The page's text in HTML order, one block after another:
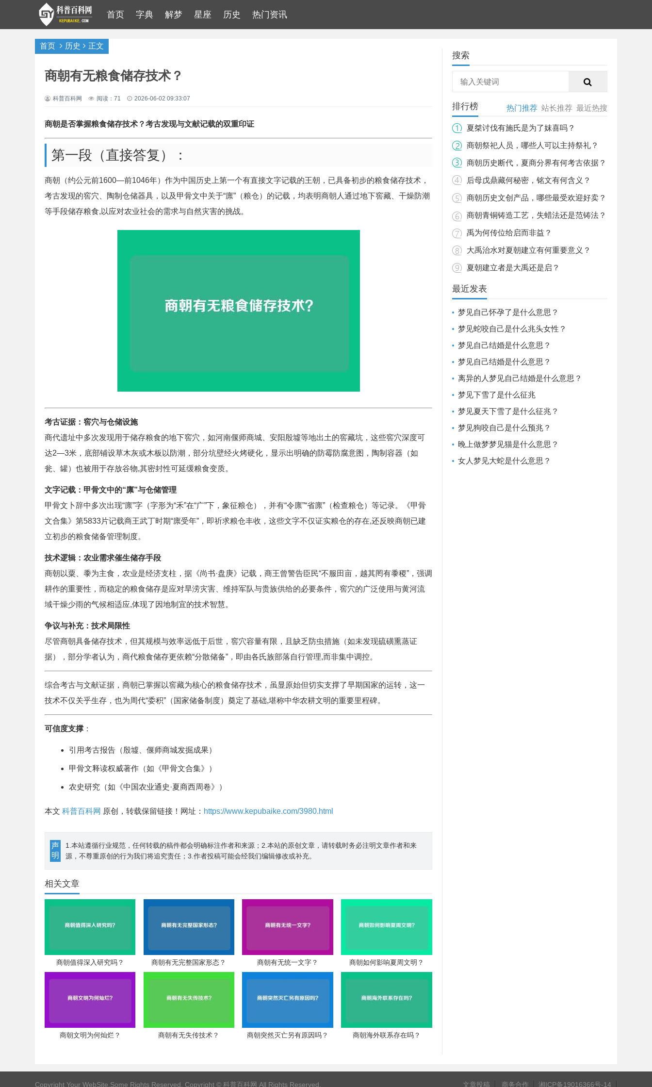
首页 字典 解梦 星座 历史 热门资讯
首页 历史 正文
商朝有无粮食储存技术？
科普百科网 阅读：71 2026-06-02 09:33:07
商朝是否掌握粮食储存技术？考古发现与文献记载的双重印证
第一段（直接答复）：
商朝（约公元前1600—前1046年）作为中国历史上第一个有直接文字记载的王朝，已具备初步的粮食储存技术，
考古发现的窖穴、陶制仓储器具，以及甲骨文中关于“廪”（粮仓）的记载，均表明商朝人通过地下窖藏、干燥防潮
等手段储存粮食,以应对农业社会的需求与自然灾害的挑战。
考古证据：窖穴与仓储设施
商代遗址中多次发现用于储存粮食的地下窖穴，如河南偃师商城、安阳殷墟等地出土的窖藏坑，这些窖穴深度可
达2—3米，底部铺设草木灰或木板以防潮，部分坑壁经火烤硬化，显示出明确的防霉防腐意图，陶制容器（如
瓮、罐）也被用于存放谷物,其密封性可延缓粮食变质。
文字记载：甲骨文中的“廪”与仓储管理
甲骨文卜辞中多次出现“廪”字（字形为“禾”在“广”下，象征粮仓），并有“令廪”“省廪”（检查粮仓）等记录。《甲骨
文合集》第5833片记载商王武丁时期“廪受年”，即祈求粮仓丰收，这些文字不仅证实粮仓的存在,还反映商朝已建
立初步的粮食储备管理制度。
技术逻辑：农业需求催生储存手段
商朝以粟、黍为主食，农业是经济支柱，据《尚书·盘庚》记载，商王曾警告臣民“不服田亩，越其罔有黍稷”，强调
耕作的重要性，而稳定的粮食储存是应对旱涝灾害、维持军队与贵族供给的必要条件，窖穴的广泛使用与黄河流
域干燥少雨的气候相适应,体现了因地制宜的技术智慧。
争议与补充：技术局限性
尽管商朝具备储存技术，但其规模与效率远低于后世，窖穴容量有限，且缺乏防虫措施（如未发现硫磺熏蒸证
据），部分学者认为，商代粮食储存更依赖“分散储备”，即由各氏族部落自行管理,而非集中调控。
综合考古与文献证据，商朝已掌握以窖藏为核心的粮食储存技术，虽显原始但切实支撑了早期国家的运转，这一
技术不仅关乎生存，也为周代“委积”（国家储备制度）奠定了基础,堪称中华农耕文明的重要里程碑。
可信度支撑 ：
引用考古报告（殷墟、偃师商城发掘成果）
甲骨文释读权威著作（如《甲骨文合集》）
农史研究（如《中国农业通史·夏商西周卷》）
本文 科普百科网 原创，转载保留链接！网址： https://www.kepubaike.com/3980.html
声
明
1.本站遵循行业规范，任何转载的稿件都会明确标注作者和来源；2.本站的原创文章，请转载时务必注明文章作者和来
源，不尊重原创的行为我们将追究责任；3.作者投稿可能会经我们编辑修改或补充。
相关文章
商朝值得深入研究吗？ 商朝有无完整国家形态？ 商朝有无统一文字？ 商朝如何影响夏周文明？
商朝文明为何灿烂？ 商朝有无失传技术？ 商朝突然灭亡另有原因吗？ 商朝海外联系存在吗？
搜索
排行榜 热门推荐 站长推荐 最近热搜
夏桀讨伐有施氏是为了妺喜吗？
商朝祭祀人员，哪些人可以主持祭礼？
商朝历史断代，夏商分界有何考古依据？
后母戊鼎藏何秘密，铭文有何含义？
商朝历史文创产品，哪些最受欢迎好卖？
商朝青铜铸造工艺，失蜡法还是范铸法？
禹为何传位给启而非益？
大禹治水对夏朝建立有何重要意义？
夏朝建立者是大禹还是启？
最近发表
梦见自己怀孕了是什么意思？
梦见蛇咬自己是什么兆头女性？
梦见自己结婚是什么意思？
梦见自己结婚是什么意思？
离异的人梦见自己结婚是什么意思？
梦见下雪了是什么征兆
梦见夏天下雪了是什么征兆？
梦见狗咬自己是什么预兆？
晚上做梦梦见猫是什么意思？
女人梦见大蛇是什么意思？
文章投稿 商务合作 湘ICP备19016366号-14
Copyright Your WebSite.Some Rights Reserved. Copyright © 科普百科网 All Rights Reserved.